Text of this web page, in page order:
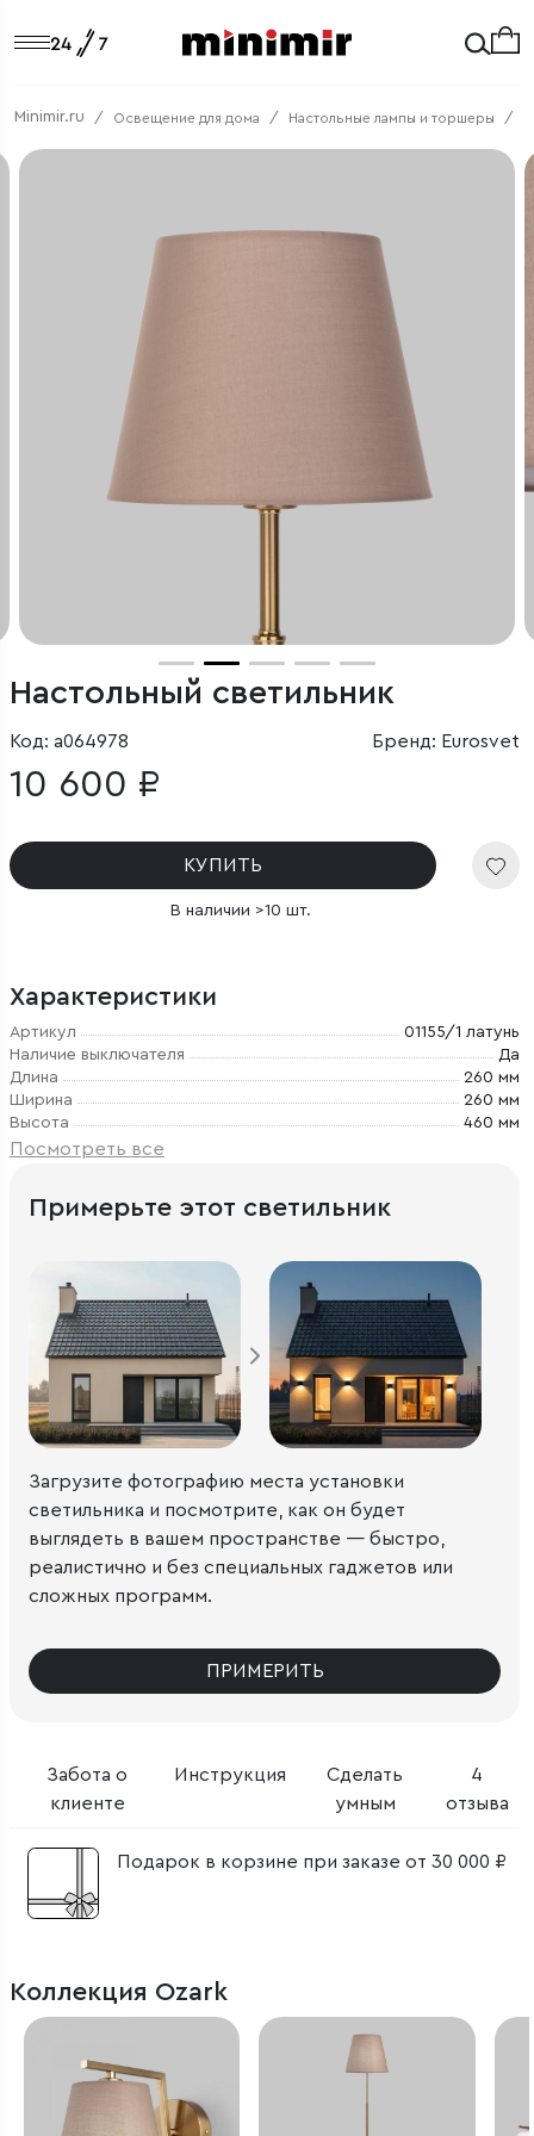
Minimir.ru Освещение для дома Настольные лампы и торшеры
Настольный светильник
Код: a064978 Бренд: Eurosvet
10 600 ₽
КУПИТЬ
В наличии >10 шт.
Характеристики
Артикул
01155/1 латунь
Наличие выключателя
Да
Длина
260 мм
Ширина
260 мм
Высота
460 мм
Посмотреть все
Забота о
клиенте
Инструкция
Сделать
умным
4
отзыва
Подарок в корзине при заказе от 30 000 ₽
Примерьте этот светильник
Загрузите фотографию места установки
светильника и посмотрите, как он будет
выглядеть в вашем пространстве — быстро,
реалистично и без специальных гаджетов или
сложных программ.
ПРИМЕРИТЬ
Коллекция Ozark